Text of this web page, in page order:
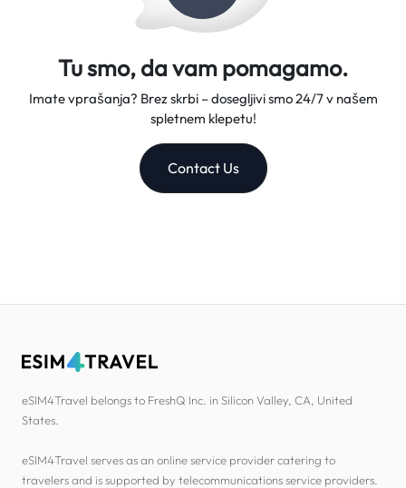
Tu smo, da vam pomagamo.
Imate vprašanja? Brez skrbi – dosegljivi smo 24/7 v našem
spletnem klepetu!
Contact Us
eSIM4Travel belongs to FreshQ Inc. in Silicon Valley, CA, United
States.
eSIM4Travel serves as an online service provider catering to
travelers and is supported by telecommunications service providers.